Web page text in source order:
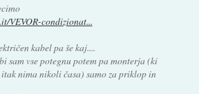
VEVOR-condizionat...
kabel pa še kaj....
sam vse potegnu potem pa monterja (ki
nima nikoli časa) samo za priklop in